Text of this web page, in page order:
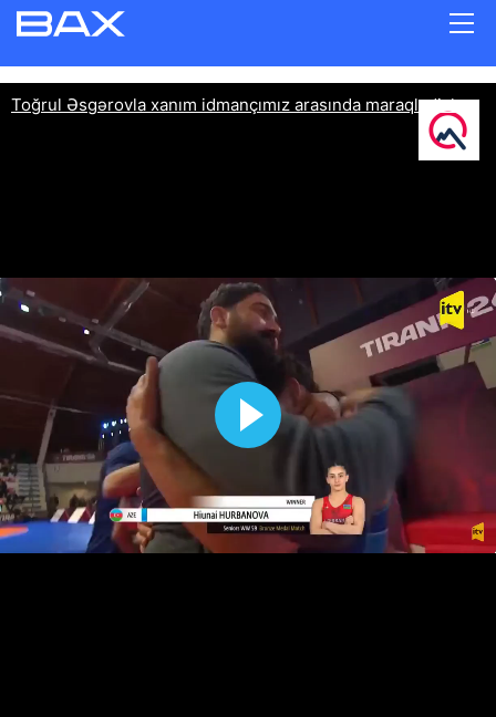
Toğrul Əsgərovla xanım